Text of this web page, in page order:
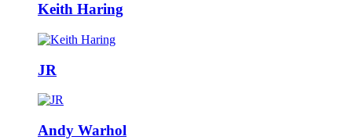
Keith Haring
JR
Andy Warhol